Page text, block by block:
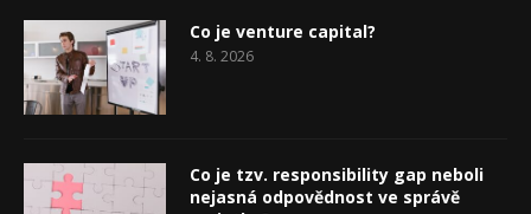
Co je venture capital?
4. 8. 2026
Co je tzv. responsibility gap neboli
nejasná odpovědnost ve správě